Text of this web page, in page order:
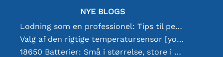
NYE BLOGS
Lodning som en professionel: Tips til perfekte elektroniske forbindelser
Valg af den rigtige temperatursensor [youtube]
18650 Batterier: Små i størrelse, store i ydeevne